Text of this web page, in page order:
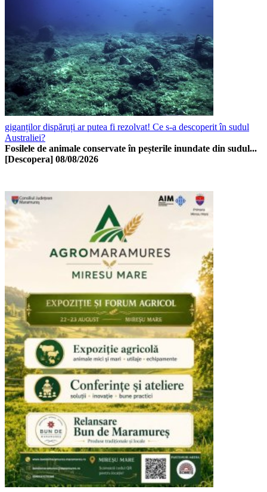
giganților dispăruți ar putea fi rezolvat! Ce s-a descoperit în sudul
Australiei?
Fosilele de animale conservate în peșterile inundate din sudul...
[Descopera] 08/08/2026